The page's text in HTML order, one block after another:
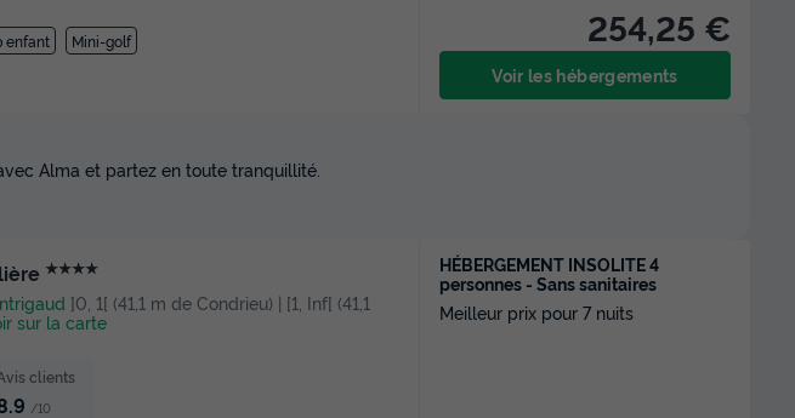
enfant Mini-golf 254,25 €
Voir les hébergements
★★★★
]0, 1[ (41,1 m de Condrieu) | [1, Inf[ (41,1
sur la carte
clients
/10
HÉBERGEMENT INSOLITE 4
personnes - Sans sanitaires
Meilleur prix pour 7 nuits
Alma et partez en toute tranquillité.